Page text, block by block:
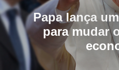
Papa lança
para mudar